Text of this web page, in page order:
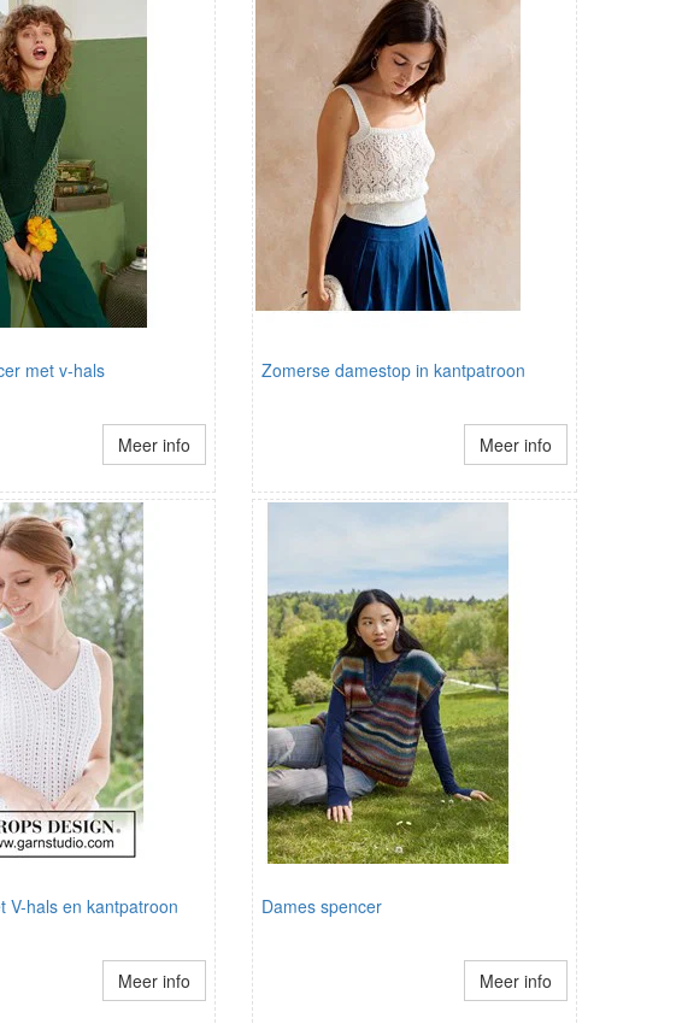
met v-hals
Meer info
Zomerse damestop in kantpatroon
Meer info
V-hals en kantpatroon
Meer info
Dames spencer
Meer info